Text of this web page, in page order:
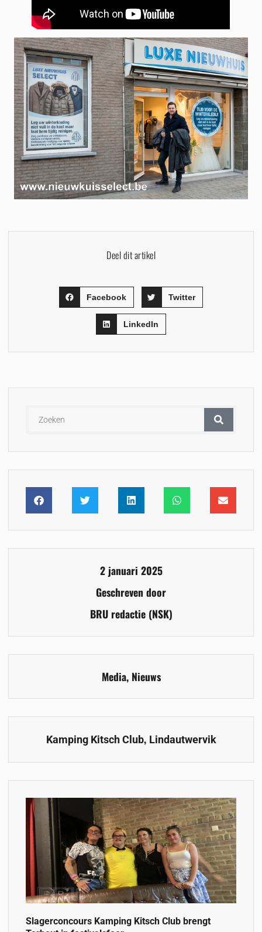
Deel dit artikel
Facebook Twitter
LinkedIn
2 januari 2025
Geschreven door
BRU redactie (NSK)
Media, Nieuws
Kamping Kitsch Club, Lindautwervik
Slagerconcours Kamping Kitsch Club brengt